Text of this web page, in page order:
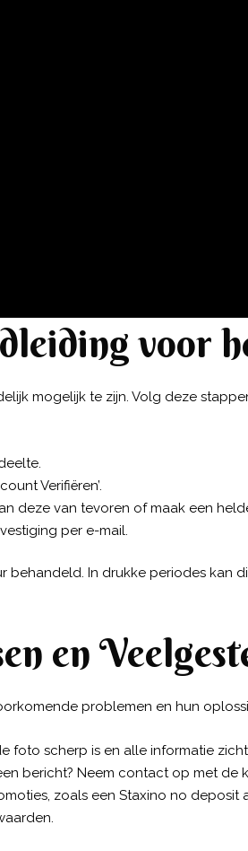
voor
mogelijk te zijn. Volg deze
Verifiëren’.
deze van tevoren of maak een
per e-mail.
behandeld. In drukke periodes kan
en
problemen en hun
foto scherp is en alle informatie
bericht? Neem contact op met de
zoals een Staxino no